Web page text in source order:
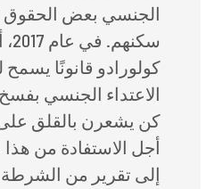
الجنسي بعض الحقوق
سكنهم.
كولورادو قانونًا يسمح
الاعتداء الجنسي بفسخ
كن يشعرن بالقلق على
أجل الاستفادة من هذا
إلى تقرير من الشرطة.